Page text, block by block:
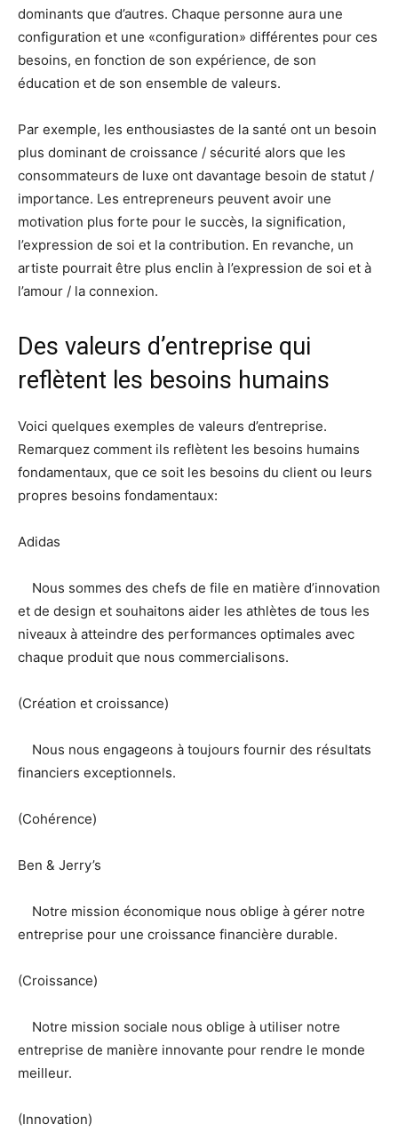
dominants que d’autres. Chaque personne aura une
configuration et une «configuration» différentes pour ces
besoins, en fonction de son expérience, de son
éducation et de son ensemble de valeurs.
Par exemple, les enthousiastes de la santé ont un besoin
plus dominant de croissance / sécurité alors que les
consommateurs de luxe ont davantage besoin de statut /
importance. Les entrepreneurs peuvent avoir une
motivation plus forte pour le succès, la signification,
l’expression de soi et la contribution. En revanche, un
artiste pourrait être plus enclin à l’expression de soi et à
l’amour / la connexion.
Des valeurs d’entreprise qui
reflètent les besoins humains
Voici quelques exemples de valeurs d’entreprise.
Remarquez comment ils reflètent les besoins humains
fondamentaux, que ce soit les besoins du client ou leurs
propres besoins fondamentaux:
Adidas
Nous sommes des chefs de file en matière d’innovation
et de design et souhaitons aider les athlètes de tous les
niveaux à atteindre des performances optimales avec
chaque produit que nous commercialisons.
(Création et croissance)
Nous nous engageons à toujours fournir des résultats
financiers exceptionnels.
(Cohérence)
Ben & Jerry’s
Notre mission économique nous oblige à gérer notre
entreprise pour une croissance financière durable.
(Croissance)
Notre mission sociale nous oblige à utiliser notre
entreprise de manière innovante pour rendre le monde
meilleur.
(Innovation)